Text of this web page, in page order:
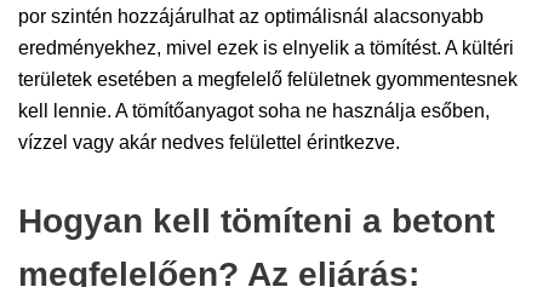
por szintén hozzájárulhat az optimálisnál alacsonyabb
eredményekhez, mivel ezek is elnyelik a tömítést. A kültéri
területek esetében a megfelelő felületnek gyommentesnek
kell lennie. A tömítőanyagot soha ne használja esőben,
vízzel vagy akár nedves felülettel érintkezve.
Hogyan kell tömíteni a betont
megfelelően? Az eljárás: